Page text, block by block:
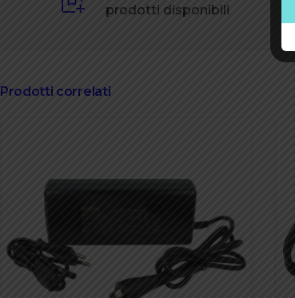
prodotti disponibili
Prodotti correlati